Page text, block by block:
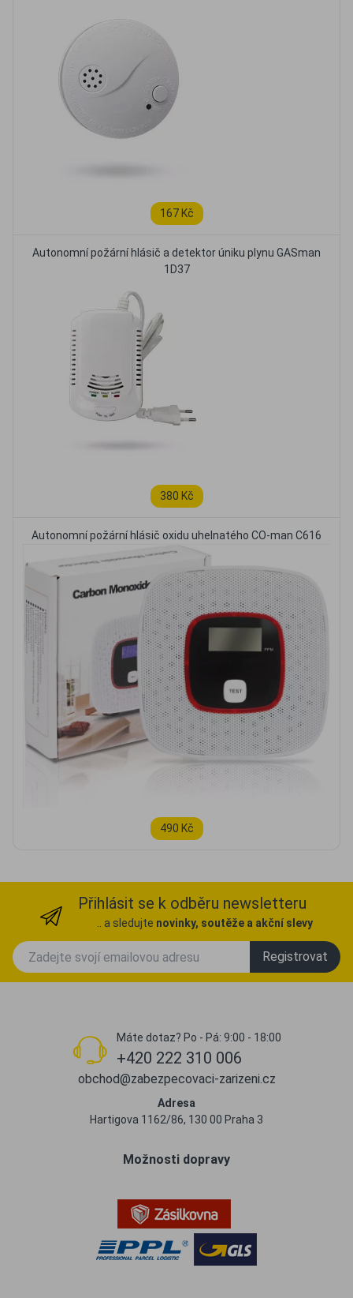
167 Kč
Autonomní požární hlásič a detektor úniku plynu GASman
1D37
380 Kč
Autonomní požární hlásič oxidu uhelnatého CO-man C616
490 Kč
Přihlásit se k odběru newsletteru
.. a sledujte novinky, soutěže a akční slevy
Registrovat
Máte dotaz? Po - Pá: 9:00 - 18:00
+420 222 310 006
obchod@zabezpecovaci-zarizeni.cz
Adresa
Hartigova 1162/86, 130 00 Praha 3
Možnosti dopravy